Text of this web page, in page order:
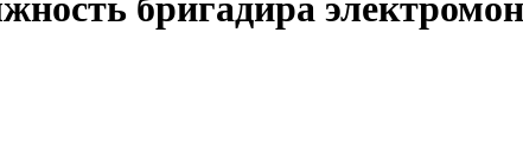
бригадира